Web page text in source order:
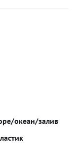
океан/залив